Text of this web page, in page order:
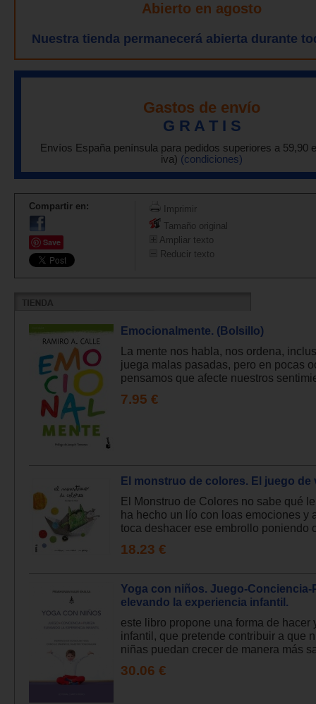
Abierto en agosto
Nuestra tienda permanecerá abierta durante
Gastos de envío
G R A T I S
Envíos España península para pedidos superiores a 59,90
iva) (condiciones)
Compartir en:
Save
Imprimir
Tamaño original
Ampliar texto
Reducir texto
Emocionalmente. (Bolsillo)
La mente nos habla, nos ordena,
juega malas pasadas, pero en pocas
pensamos que afecte nuestros
7.95 €
El monstruo de colores. El juego de
El Monstruo de Colores no sabe qué
ha hecho un lío con loas emociones y
toca deshacer ese embrollo poniendo
18.23 €
Yoga con niños. Juego-Conciencia-
elevando la experiencia infantil.
este libro propone una forma de hacer
infantil, que pretende contribuir a que
niñas puedan crecer de manera más
30.06 €